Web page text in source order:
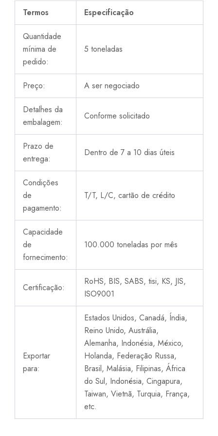
Termos Especificação
Quantidade
mínima de
pedido:
5 toneladas
Preço: A ser negociado
Detalhes da
embalagem:
Conforme solicitado
Prazo de
entrega:
Dentro de 7 a 10 dias úteis
Condições
de
pagamento:
T/T, L/C, cartão de crédito
Capacidade
de
fornecimento:
100.000 toneladas por mês
Certificação:
RoHS, BIS, SABS, tisi, KS, JIS,
ISO9001
Exportar
para:
Estados Unidos, Canadá, Índia,
Reino Unido, Austrália,
Alemanha, Indonésia, México,
Holanda, Federação Russa,
Brasil, Malásia, Filipinas, África
do Sul, Indonésia, Cingapura,
Taiwan, Vietnã, Turquia, França,
etc.